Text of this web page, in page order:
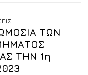
ΤΩΝ
ΤΗΝ 1η